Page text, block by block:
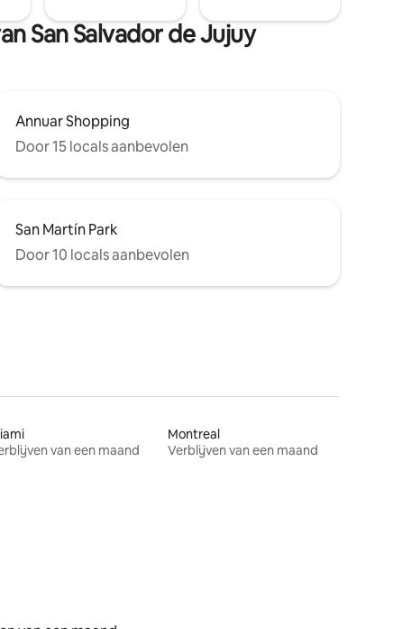
San Salvador de Jujuy
Annuar Shopping
Door 15 locals aanbevolen
San Martín Park
Door 10 locals aanbevolen
van een maand
Montreal
Verblijven van een maand